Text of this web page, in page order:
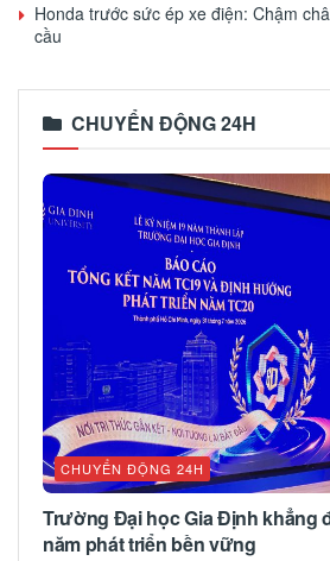
Honda trước sức ép xe điện: Chậm
cầu
CHUYỂN ĐỘNG 24H
CHUYỂN ĐỘNG 24H
Trường Đại học Gia Định khẳng
năm phát triển bền vững